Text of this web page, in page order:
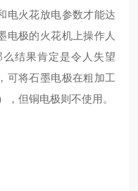
电火花放电参数才能达
电极的火花机上操作人
结果肯定是令人失望
可将石墨电极在粗加工
，但铜电极则不使用。